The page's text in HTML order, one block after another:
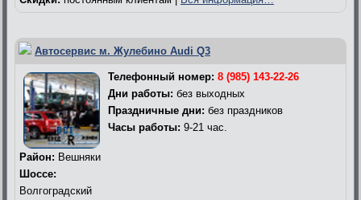
Автосервис м. Жулебино Audi Q3
Телефонный номер: 8 (985) 143-22-26
Дни работы: без выходных
Праздничные дни: без праздников
Часы работы: 9-21 час.
Район: Вешняки
Шоссе:
Волгоградский